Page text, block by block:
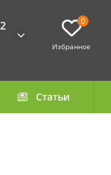
0
Избранное
Статьи